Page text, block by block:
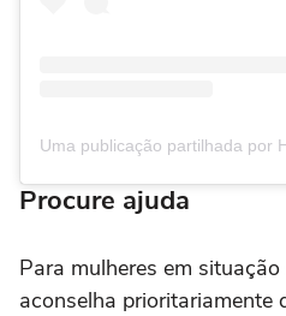
Procure ajuda
Para mulheres em
aconselha prioritariamente